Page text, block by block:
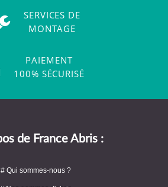
SERVICES DE
MONTAGE
PAIEMENT
100% SÉCURISÉ
de France Abris :
# Qui sommes-nous ?